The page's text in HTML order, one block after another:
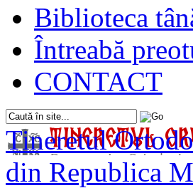
Biblioteca
Întreabă
CONTACT
Tineretul
din Republica